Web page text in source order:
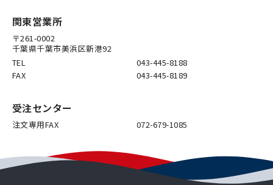
関東営業所
〒261-0002
千葉県千葉市美浜区新港92
TEL
043-445-8188
FAX
043-445-8189
受注センター
注文専用FAX 072-679-1085